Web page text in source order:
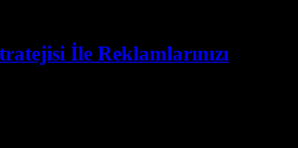
İle Reklamlarınızı